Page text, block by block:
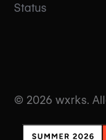
Status
© 2026 wxrks.